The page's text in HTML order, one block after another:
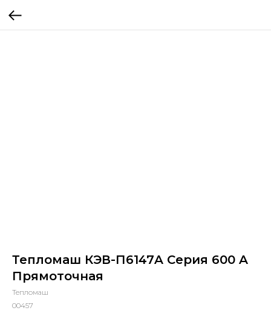
Тепломаш КЭВ-П6147A Серия 600 A
Прямоточная
Тепломаш
00457